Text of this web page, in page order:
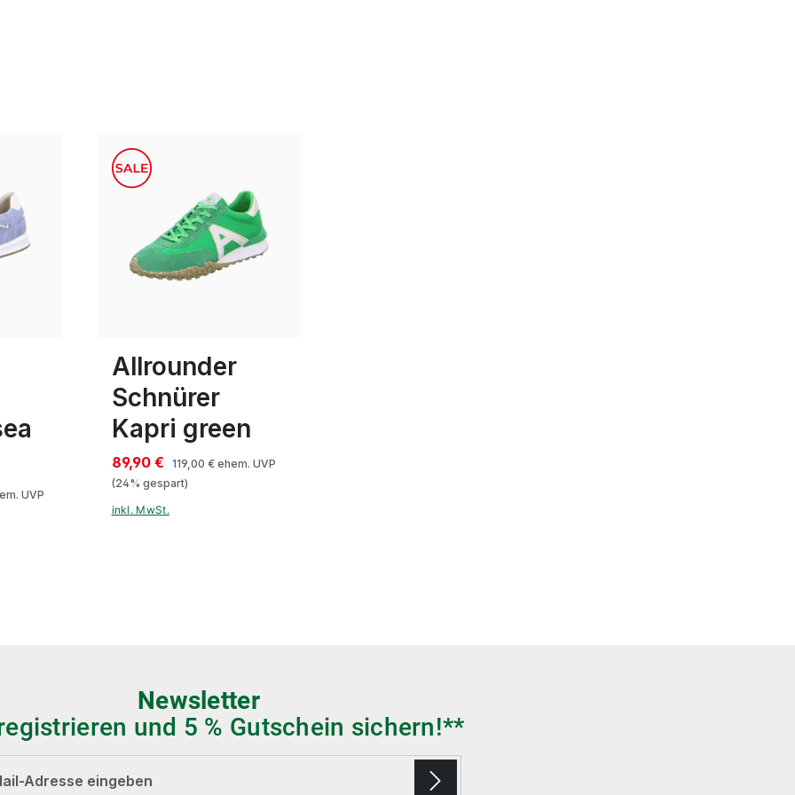
UVP
Allrounder
Schnürer
Kapri green
89,90 € 119,00 €ehem. UVP
(24% gespart)
inkl. MwSt.
Newsletter
und 5 % Gutschein sichern!**